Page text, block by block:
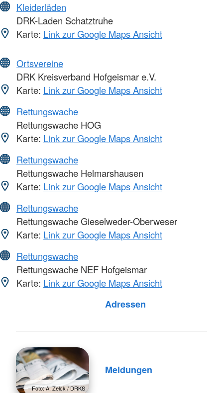
Kleiderläden
DRK-Laden Schatztruhe
Karte: Link zur Google Maps Ansicht
Ortsvereine
DRK Kreisverband Hofgeismar e.V.
Karte: Link zur Google Maps Ansicht
Rettungswache
Rettungswache HOG
Karte: Link zur Google Maps Ansicht
Rettungswache
Rettungswache Helmarshausen
Karte: Link zur Google Maps Ansicht
Rettungswache
Rettungswache Gieselweder-Oberweser
Karte: Link zur Google Maps Ansicht
Rettungswache
Rettungswache NEF Hofgeismar
Karte: Link zur Google Maps Ansicht
Adressen
Foto: A. Zelck / DRKS
Meldungen